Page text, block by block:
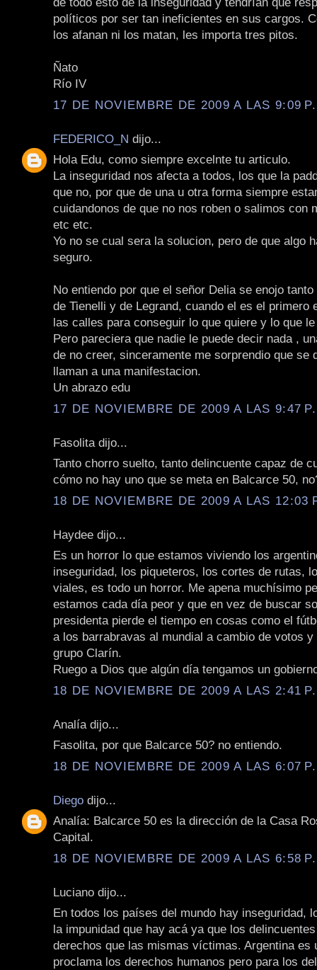
políticos por ser tan ineficientes en sus cargos.
los afanan ni los matan, les importa tres pitos.
Ñato
Río IV
17 DE NOVIEMBRE DE 2009 A LAS 9:09
FEDERICO_N dijo...
Hola Edu, como siempre excelnte tu articulo.
La inseguridad nos afecta a todos, los que la
que no, por que de una u otra forma siempre
cuidandonos de que no nos roben o salimos con
etc etc.
Yo no se cual sera la solucion, pero de que algo
seguro.
No entiendo por que el señor Delia se enojo
de Tienelli y de Legrand, cuando el es el primero
las calles para conseguir lo que quiere y lo que
Pero pareciera que nadie le puede decir nada ,
de no creer, sinceramente me sorprendio que se
llaman a una manifestacion.
Un abrazo edu
17 DE NOVIEMBRE DE 2009 A LAS 9:47
Fasolita dijo...
Tanto chorro suelto, tanto delincuente capaz de
cómo no hay uno que se meta en Balcarce 50,
18 DE NOVIEMBRE DE 2009 A LAS 12:03
Haydee dijo...
Es un horror lo que estamos viviendo los
inseguridad, los piqueteros, los cortes de rutas,
viales, es todo un horror. Me apena muchísimo
estamos cada día peor y que en vez de buscar
presidenta pierde el tiempo en cosas como el
a los barrabravas al mundial a cambio de votos
grupo Clarín.
Ruego a Dios que algún día tengamos un
18 DE NOVIEMBRE DE 2009 A LAS 2:41
Analía dijo...
Fasolita, por que Balcarce 50? no entiendo.
18 DE NOVIEMBRE DE 2009 A LAS 6:07
Diego dijo...
Analía: Balcarce 50 es la dirección de la Casa
Capital.
18 DE NOVIEMBRE DE 2009 A LAS 6:58
Luciano dijo...
En todos los países del mundo hay inseguridad,
la impunidad que hay acá ya que los
derechos que las mismas víctimas. Argentina es
proclama los derechos humanos pero para los